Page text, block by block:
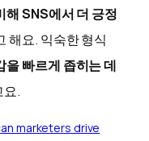
해 SNS에서 더 긍정
해요. 익숙한 형식
을 빠르게 좁히는 데
요.
marketers drive